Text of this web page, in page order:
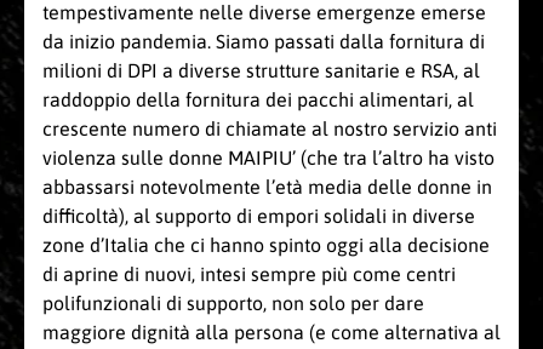
tempestivamente nelle diverse emergenze emerse
da inizio pandemia. Siamo passati dalla fornitura di
milioni di DPI a diverse strutture sanitarie e RSA, al
raddoppio della fornitura dei pacchi alimentari, al
crescente numero di chiamate al nostro servizio anti
violenza sulle donne MAIPIU’ (che tra l’altro ha visto
abbassarsi notevolmente l’età media delle donne in
difficoltà), al supporto di empori solidali in diverse
zone d’Italia che ci hanno spinto oggi alla decisione
di aprine di nuovi, intesi sempre più come centri
polifunzionali di supporto, non solo per dare
maggiore dignità alla persona (e come alternativa al